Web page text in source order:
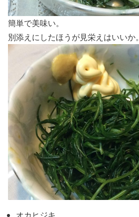
簡単で美味い。
別添えにしたほうが見栄えはいいか。
オカヒジキ